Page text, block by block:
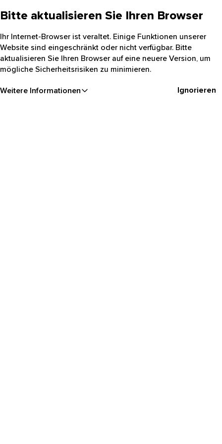
Bitte aktualisieren Sie Ihren Browser
Ihr Internet-Browser ist veraltet. Einige Funktionen unserer
Website sind eingeschränkt oder nicht verfügbar. Bitte
aktualisieren Sie Ihren Browser auf eine neuere Version, um
mögliche Sicherheitsrisiken zu minimieren.
Weitere Informationen Ignorieren